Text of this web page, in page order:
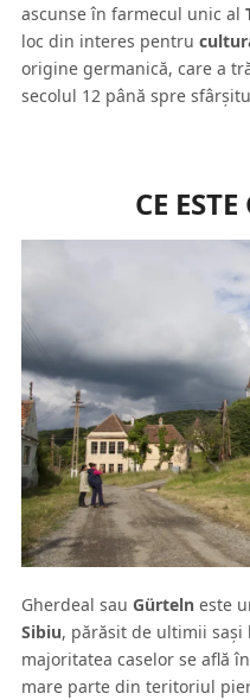
ascunse în farmecul unic al
loc din interes pentru
origine germanică, care a
secolul 12 până spre
CE
Gherdeal sau Gürtelneste
Sibiu, părăsit de ultimii saşi
majoritatea caselor se află
mare parte din teritoriul